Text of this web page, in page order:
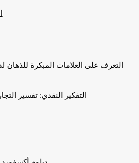
* التعرف على العلامات المبكرة للذهان